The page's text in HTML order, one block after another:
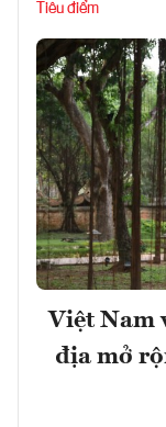
Tiêu điểm
Việt Nam
địa mở